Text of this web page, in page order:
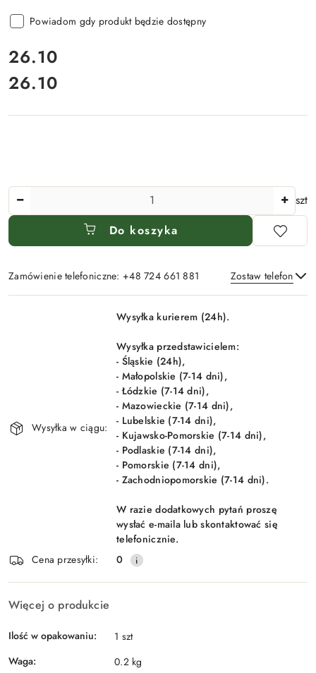
Powiadom gdy produkt będzie dostępny
cena:
26.10
Cena:
26.10
Ilość
szt
Do koszyka
Zamówienie telefoniczne: +48 724 661 881 Zostaw telefon
Wyślij
Dostępność
Wysyłka w ciągu:
Wysyłka kurierem (24h).
Wysyłka przedstawicielem:
- Śląskie (24h),
- Małopolskie (7-14 dni),
- Łódzkie (7-14 dni),
- Mazowieckie (7-14 dni),
- Lubelskie (7-14 dni),
- Kujawsko-Pomorskie (7-14 dni),
- Podlaskie (7-14 dni),
- Pomorskie (7-14 dni),
- Zachodniopomorskie (7-14 dni).
W razie dodatkowych pytań proszę
wysłać e-maila lub skontaktować się
telefonicznie.
Cena przesyłki:
0
Więcej o produkcie
Ilość w opakowaniu:
1 szt
Waga:
0.2 kg